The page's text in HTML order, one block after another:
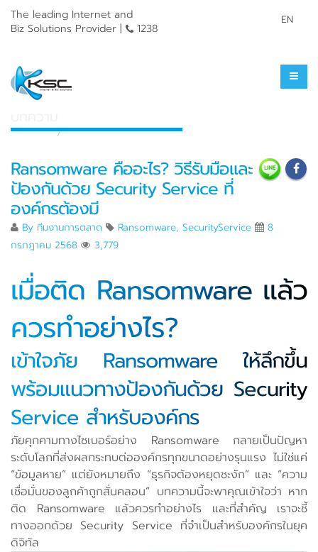
The leading Internet and
Biz Solutions Provider |
1238
EN
ศูนย์รวมความรู้
หน้าแรก ศูนย์รวมความรู้
Ransomware คืออะไร? วิธีรับมือและ
ป้องกันด้วย Security Service ที่
องค์กรต้องมี
By ทีมงานการตลาด Ransomware, SecurityService
8
กรกฎาคม 2568
3,779
เมื่อติด Ransomware แล้ว
ควรทำอย่างไร?
เข้าใจภัย Ransomware ให้ลึกขึ้น
พร้อมแนวทางป้องกันด้วย Security
Service สำหรับองค์กร
ภัยคุกคามทางไซเบอร์อย่าง Ransomware กลายเป็นปัญหา
ระดับโลกที่ส่งผลกระทบต่อองค์กรทุกขนาดอย่างรุนแรง ไม่ใช่แค่
“ข้อมูลหาย” แต่ยังหมายถึง “ธุรกิจต้องหยุดชะงัก” และ “ความ
เชื่อมั่นของลูกค้าถูกสั่นคลอน” บทความนี้จะพาคุณเข้าใจว่า หาก
ติด Ransomware แล้วควรทำอย่างไร และที่สำคัญ เราจะชี้
ทางออกด้วย Security Service ที่จำเป็นสำหรับองค์กรในยุค
ดิจิทัล